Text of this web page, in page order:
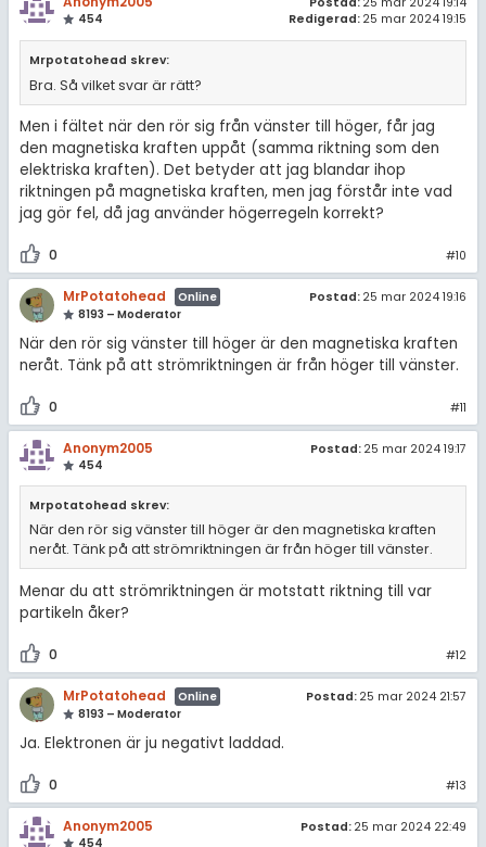
454
Redigerad: 25 mar 2024 19:15
Mrpotatohead skrev:
Bra. Så vilket svar är rätt?
Men i fältet när den rör sig från vänster till höger, får jag
den magnetiska kraften uppåt (samma riktning som den
elektriska kraften). Det betyder att jag blandar ihop
riktningen på magnetiska kraften, men jag förstår inte vad
jag gör fel, då jag använder högerregeln korrekt?
0 #10
MrPotatohead
Online
8193 – Moderator
Postad: 25 mar 2024 19:16
När den rör sig vänster till höger är den magnetiska kraften
neråt. Tänk på att strömriktningen är från höger till vänster.
0 #11
Anonym2005
454
Postad: 25 mar 2024 19:17
Mrpotatohead skrev:
När den rör sig vänster till höger är den magnetiska kraften
neråt. Tänk på att strömriktningen är från höger till vänster.
Menar du att strömriktningen är motstatt riktning till var
partikeln åker?
0 #12
MrPotatohead
Online
8193 – Moderator
Postad: 25 mar 2024 21:57
Ja. Elektronen är ju negativt laddad.
0 #13
Anonym2005
454
Postad: 25 mar 2024 22:49